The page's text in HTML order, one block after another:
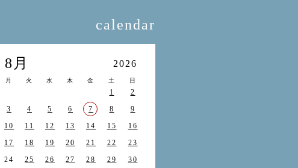
calendar
8月 2026
月 火 水 木 金 土 日
1
2
3
4 5 6 7 8
9
10
11 12 13 14 15
16
17
18 19 20 21 22
23
24
25 26 27 28 29
30